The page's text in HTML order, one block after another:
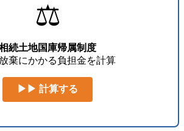
⚖️
続土地国庫帰属制度
棄にかかる負担金を計算
▶▶ 計算する